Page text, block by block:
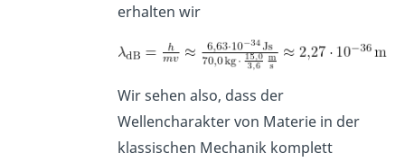
erhalten wir
Wir sehen also, dass der
Wellencharakter von Materie in der
klassischen Mechanik komplett